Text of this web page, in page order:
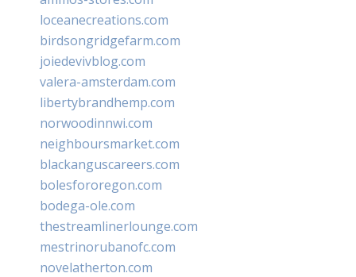
loceanecreations.com
birdsongridgefarm.com
joiedevivblog.com
valera-amsterdam.com
libertybrandhemp.com
norwoodinnwi.com
neighboursmarket.com
blackanguscareers.com
bolesfororegon.com
bodega-ole.com
thestreamlinerlounge.com
mestrinorubanofc.com
novelatherton.com